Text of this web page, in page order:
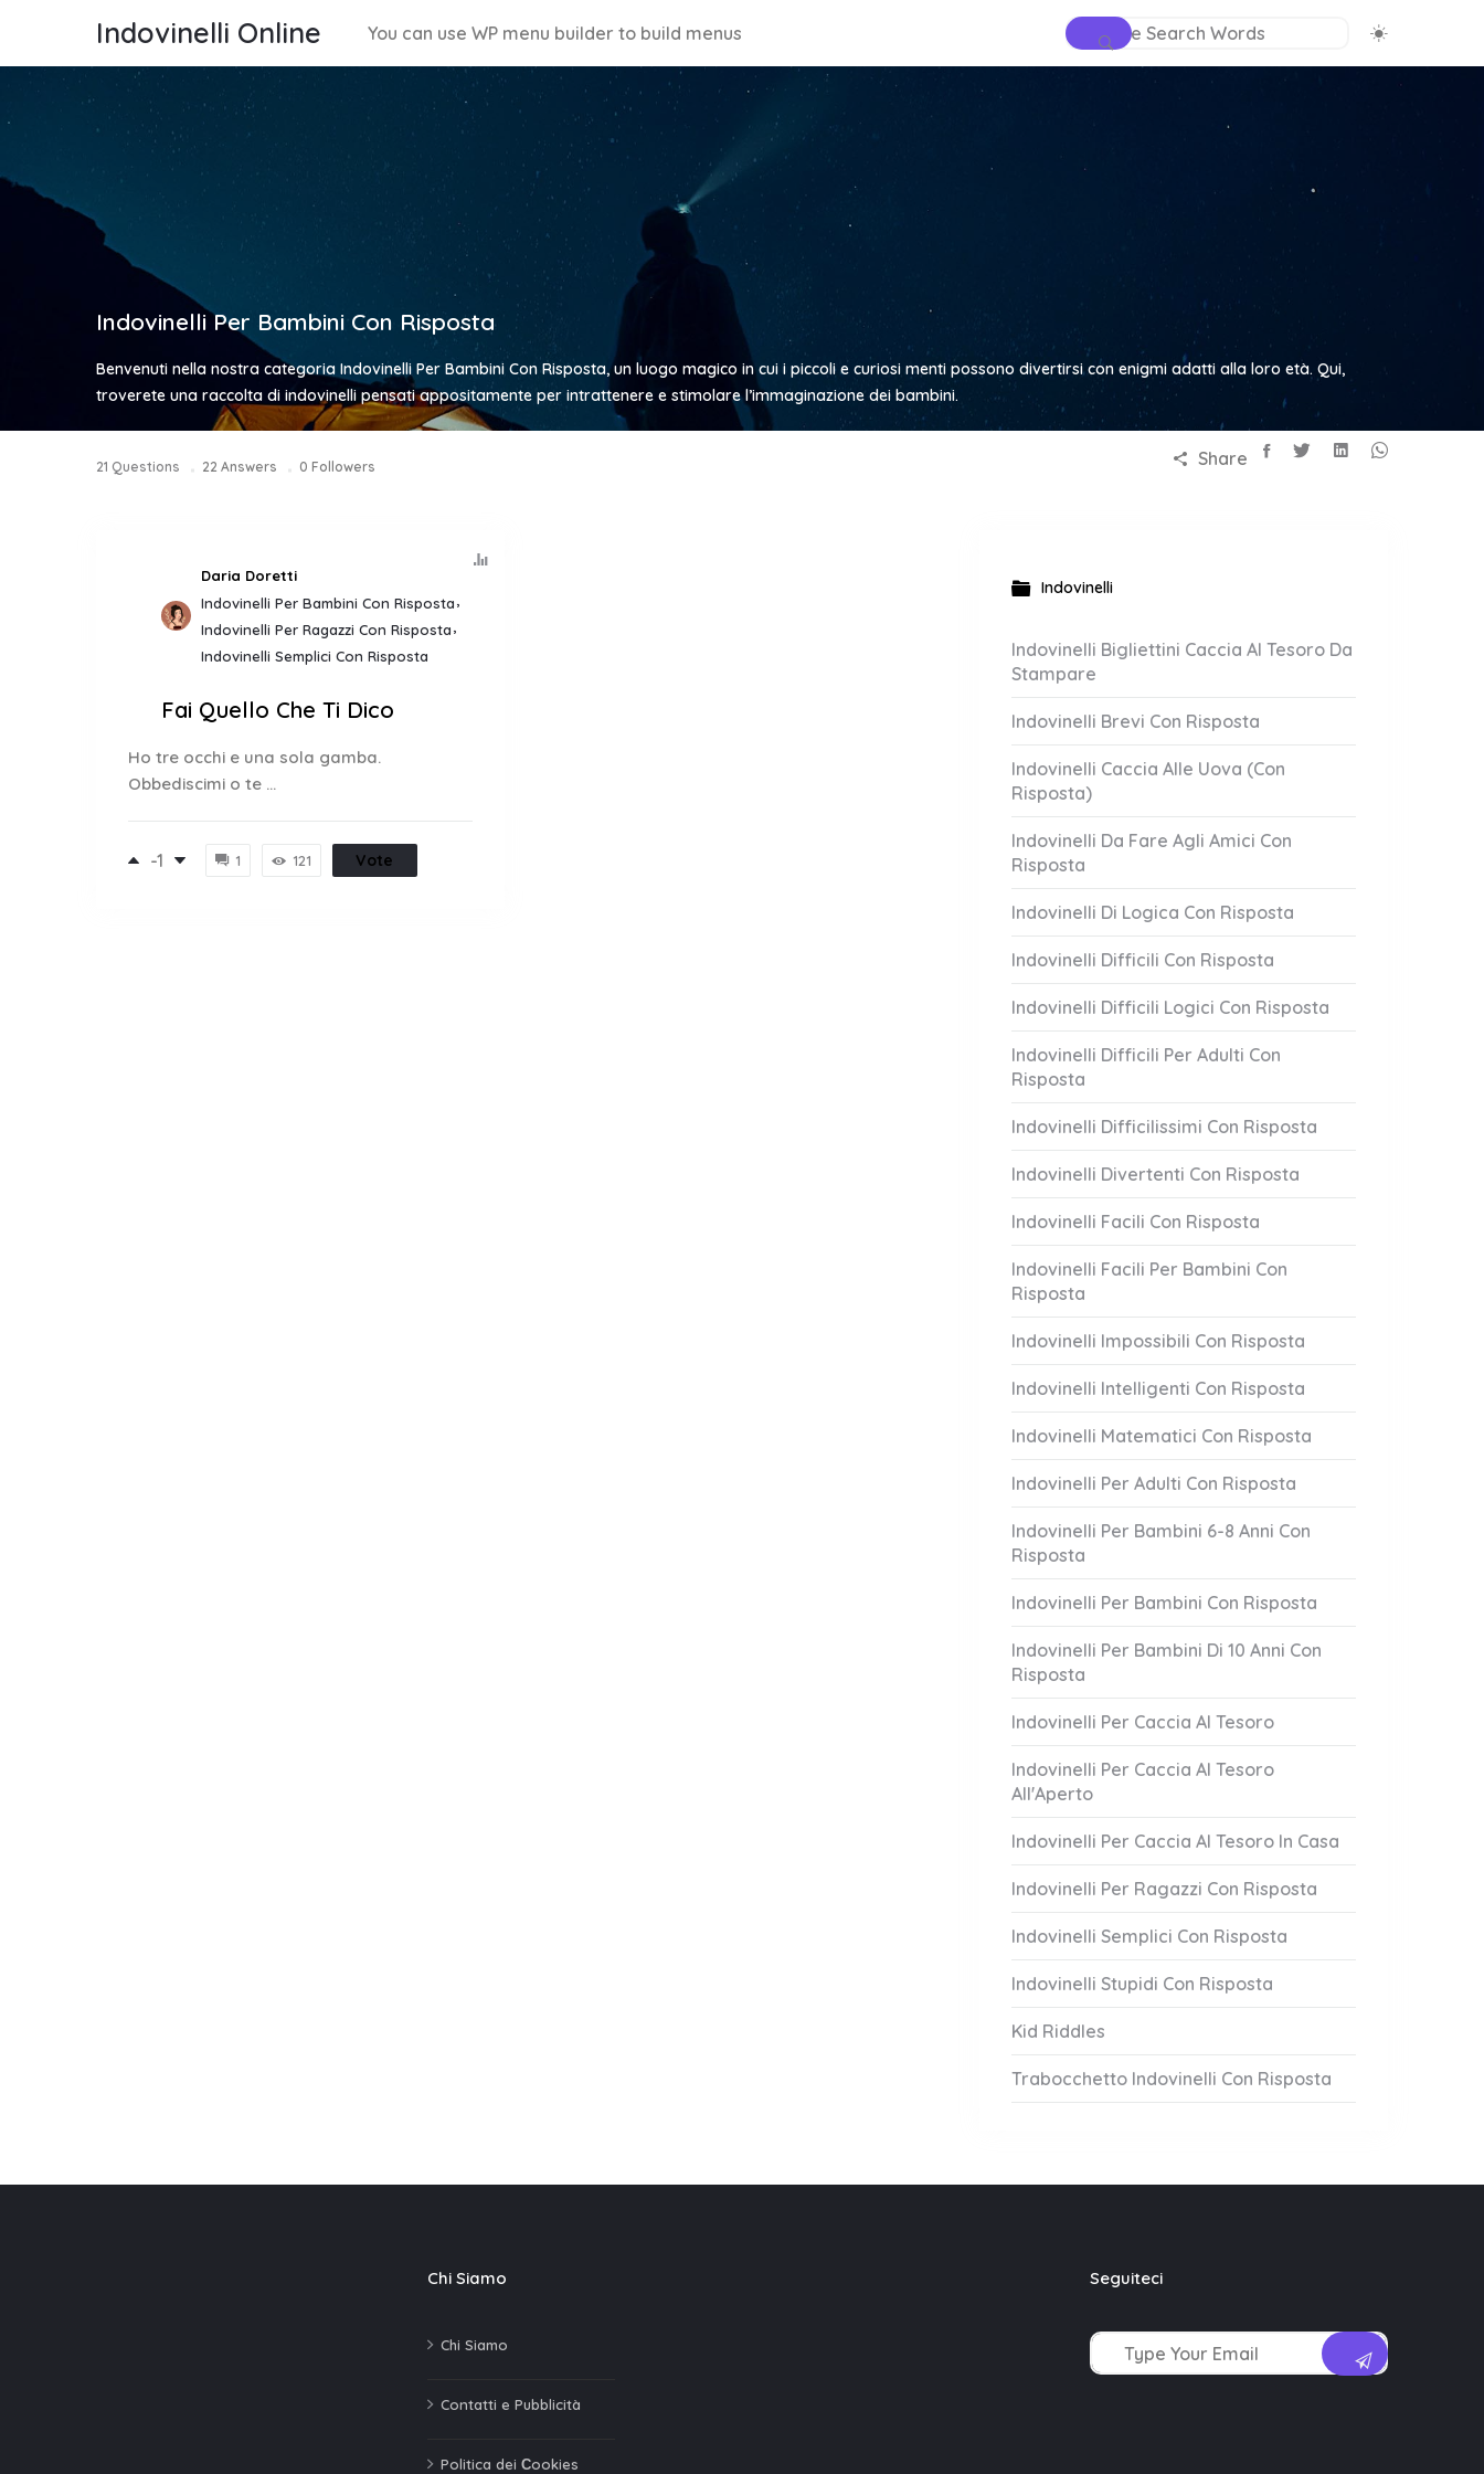
Indovinelli Online You can use WP menu builder to build menus
Indovinelli Per Bambini Con Risposta
Benvenuti nella nostra categoria Indovinelli Per Bambini Con Risposta, un luogo magico in cui i piccoli e curiosi menti possono divertirsi con enigmi adatti alla loro età. Qui,
troverete una raccolta di indovinelli pensati appositamente per intrattenere e stimolare l’immaginazione dei bambini.
Share
0 Followers
22 Answers
21 Questions
Daria Doretti
Indovinelli Per Bambini Con Risposta
Indovinelli Per Ragazzi Con Risposta
Indovinelli Semplici Con Risposta
Fai Quello Che Ti Dico
Ho tre occhi e una sola gamba.
Obbediscimi o te ...
-1 1 121 Vote
Indovinelli
Indovinelli Bigliettini Caccia Al Tesoro Da
Stampare
Indovinelli Brevi Con Risposta
Indovinelli Caccia Alle Uova (Con
Risposta)
Indovinelli Da Fare Agli Amici Con
Risposta
Indovinelli Di Logica Con Risposta
Indovinelli Difficili Con Risposta
Indovinelli Difficili Logici Con Risposta
Indovinelli Difficili Per Adulti Con
Risposta
Indovinelli Difficilissimi Con Risposta
Indovinelli Divertenti Con Risposta
Indovinelli Facili Con Risposta
Indovinelli Facili Per Bambini Con
Risposta
Indovinelli Impossibili Con Risposta
Indovinelli Intelligenti Con Risposta
Indovinelli Matematici Con Risposta
Indovinelli Per Adulti Con Risposta
Indovinelli Per Bambini 6-8 Anni Con
Risposta
Indovinelli Per Bambini Con Risposta
Indovinelli Per Bambini Di 10 Anni Con
Risposta
Indovinelli Per Caccia Al Tesoro
Indovinelli Per Caccia Al Tesoro
All'Aperto
Indovinelli Per Caccia Al Tesoro In Casa
Indovinelli Per Ragazzi Con Risposta
Indovinelli Semplici Con Risposta
Indovinelli Stupidi Con Risposta
Kid Riddles
Trabocchetto Indovinelli Con Risposta
Chi Siamo
Chi Siamo
Contatti e Pubblicità
Politica dei Сookies
Seguiteci